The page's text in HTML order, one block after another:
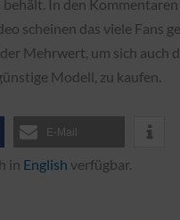
behält. In den
scheinen das viele Fans
Mehrwert, um sich auch
Modell, zu kaufen.
E-Mail
in English verfügbar.